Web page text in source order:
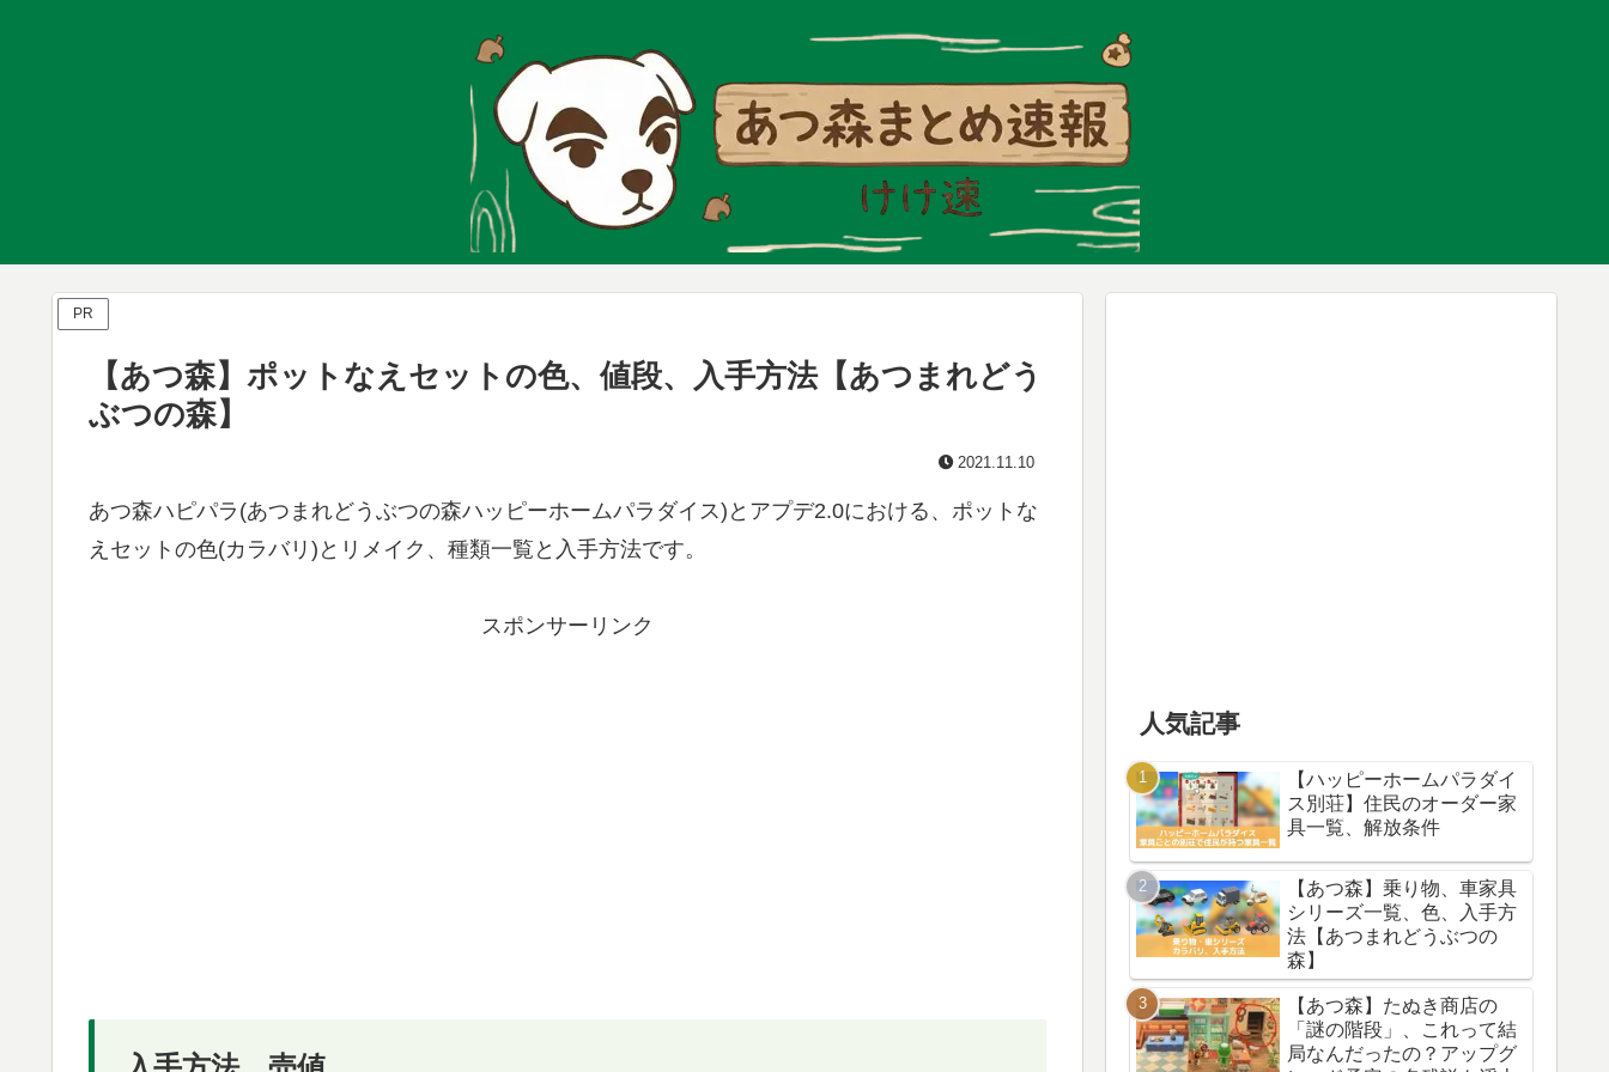
PR
【あつ森】ポットなえセットの色、値段、入手方法【あつまれどう
ぶつの森】
2021.11.10
あつ森ハピパラ(あつまれどうぶつの森ハッピーホームパラダイス)とアプデ2.0における、ポットな
えセットの色(カラバリ)とリメイク、種類一覧と入手方法です。
スポンサーリンク
人気記事
【ハッピーホームパラダイ
ス別荘】住民のオーダー家
具一覧、解放条件
【あつ森】乗り物、車家具
シリーズ一覧、色、入手方
法【あつまれどうぶつの
森】
【あつ森】たぬき商店の
「謎の階段」、これって結
局なんだったの？アップグ